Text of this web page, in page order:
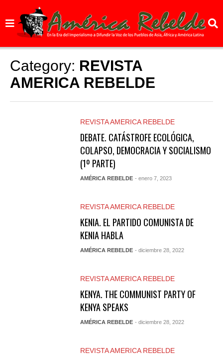
Category: REVISTA
AMERICA REBELDE
REVISTA AMERICA REBELDE
DEBATE. CATÁSTROFE ECOLÓGICA,
COLAPSO, DEMOCRACIA Y SOCIALISMO
(1º PARTE)
AMÉRICA REBELDE - enero 7, 2023
REVISTA AMERICA REBELDE
KENIA. EL PARTIDO COMUNISTA DE
KENIA HABLA
AMÉRICA REBELDE - diciembre 28, 2022
REVISTA AMERICA REBELDE
KENYA. THE COMMUNIST PARTY OF
KENYA SPEAKS
AMÉRICA REBELDE - diciembre 28, 2022
REVISTA AMERICA REBELDE